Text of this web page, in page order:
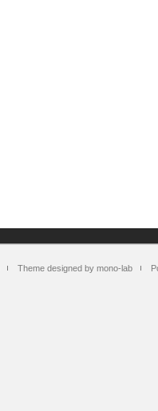
Theme designed by mono-lab